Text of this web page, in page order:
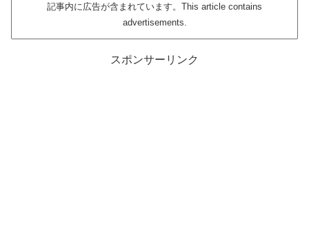
記事内に広告が含まれています。This article contains
advertisements.
スポンサーリンク